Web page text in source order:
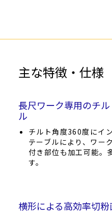
主な特徴・仕様
長尺ワーク専用のチ
ル
チルト角度360度にイ
テーブルにより、ワー
付き部位も加工可能。
す。
横形による高効率切